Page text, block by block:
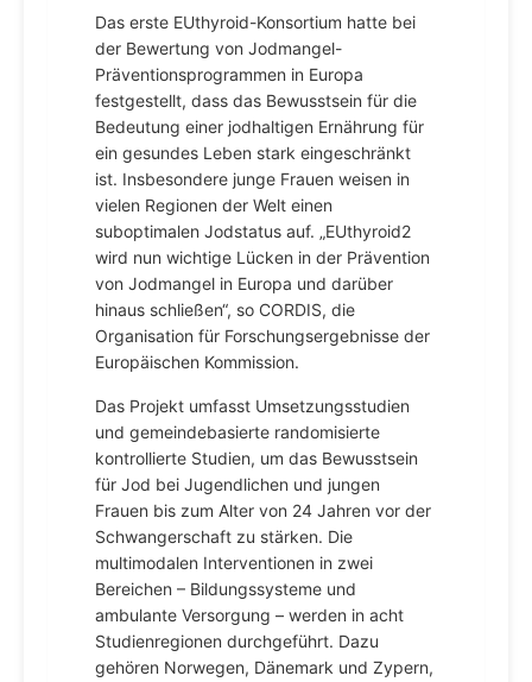
Das erste EUthyroid-Konsortium hatte bei
der Bewertung von Jodmangel-
Präventionsprogrammen in Europa
festgestellt, dass das Bewusstsein für die
Bedeutung einer jodhaltigen Ernährung für
ein gesundes Leben stark eingeschränkt
ist. Insbesondere junge Frauen weisen in
vielen Regionen der Welt einen
suboptimalen Jodstatus auf. „EUthyroid2
wird nun wichtige Lücken in der Prävention
von Jodmangel in Europa und darüber
hinaus schließen“, so CORDIS, die
Organisation für Forschungsergebnisse der
Europäischen Kommission.
Das Projekt umfasst Umsetzungsstudien
und gemeindebasierte randomisierte
kontrollierte Studien, um das Bewusstsein
für Jod bei Jugendlichen und jungen
Frauen bis zum Alter von 24 Jahren vor der
Schwangerschaft zu stärken. Die
multimodalen Interventionen in zwei
Bereichen – Bildungssysteme und
ambulante Versorgung – werden in acht
Studienregionen durchgeführt. Dazu
gehören Norwegen, Dänemark und Zypern,